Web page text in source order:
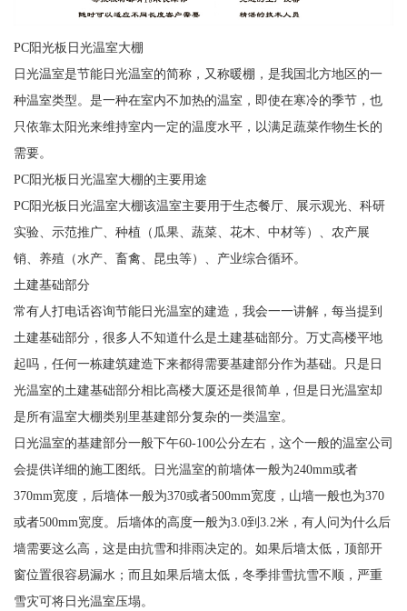
PC阳光板日光温室大棚
日光温室是节能日光温室的简称，又称暖棚，是我国北方地区的一
种温室类型。是一种在室内不加热的温室，即使在寒冷的季节，也
只依靠太阳光来维持室内一定的温度水平，以满足蔬菜作物生长的
需要。
PC阳光板日光温室大棚的主要用途
PC阳光板日光温室大棚该温室主要用于生态餐厅、展示观光、科研
实验、示范推广、种植（瓜果、蔬菜、花木、中材等）、农产展
销、养殖（水产、畜禽、昆虫等）、产业综合循环。
土建基础部分
常有人打电话咨询节能日光温室的建造，我会一一讲解，每当提到
土建基础部分，很多人不知道什么是土建基础部分。万丈高楼平地
起吗，任何一栋建筑建造下来都得需要基建部分作为基础。只是日
光温室的土建基础部分相比高楼大厦还是很简单，但是日光温室却
是所有温室大棚类别里基建部分复杂的一类温室。
日光温室的基建部分一般下午60-100公分左右，这个一般的温室公司
会提供详细的施工图纸。日光温室的前墙体一般为240mm或者
370mm宽度，后墙体一般为370或者500mm宽度，山墙一般也为370
或者500mm宽度。后墙体的高度一般为3.0到3.2米，有人问为什么后
墙需要这么高，这是由抗雪和排雨决定的。如果后墙太低，顶部开
窗位置很容易漏水；而且如果后墙太低，冬季排雪抗雪不顺，严重
雪灾可将日光温室压塌。